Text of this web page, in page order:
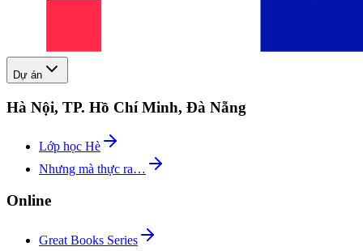
Dự án
Hà Nội, TP. Hồ Chí Minh, Đà Nẵng
Lớp học Hè
Nhưng mà thực ra…
Online
Great Books Series